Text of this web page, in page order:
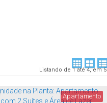
Listando de 1 até 4, em 5
Apartamento